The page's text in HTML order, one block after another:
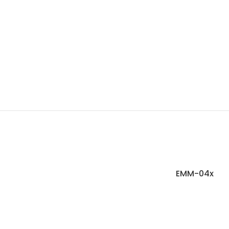
EMM-04x